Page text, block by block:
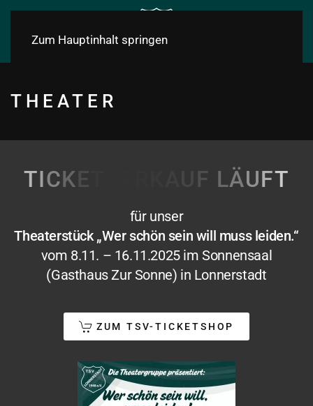
Zum Hauptinhalt springen
THEATER
TICK F LÄUFT
für unser
Theaterstück „Wer schön sein will muss leiden.“
vom 8.11. – 16.11.2025 im Sonnensaal
(Gasthaus Zur Sonne) in Lonnerstadt
ZUM TSV-TICKETSHOP